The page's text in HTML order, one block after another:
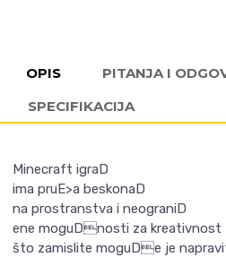
OPIS PITANJA I
SPECIFIKACIJA
Minecraft igraD
ima pruE>a beskonaD
na prostranstva i neograniD
ene moguDnosti za kreativnost
što zamislite moguDe je